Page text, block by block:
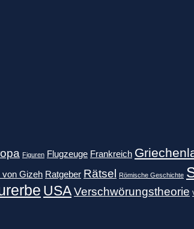
Figuren Flugzeuge Frankreich
von Gizeh Ratgeber Rätsel Römische Geschichte
USAVerschwörungstheorie